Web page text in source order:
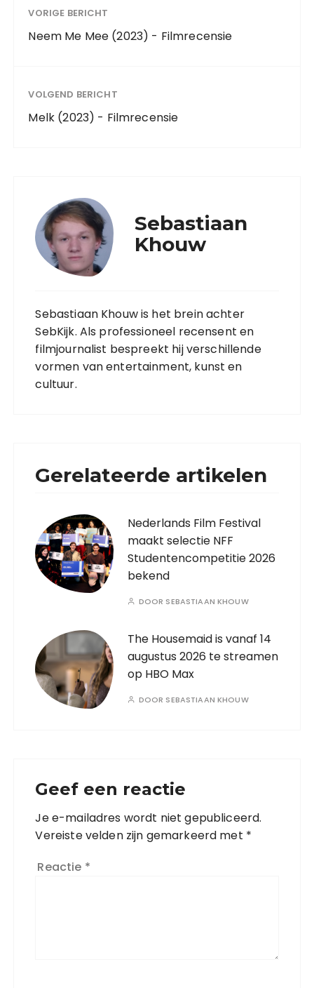
VORIGE BERICHT
Neem Me Mee (2023) - Filmrecensie
VOLGEND BERICHT
Melk (2023) - Filmrecensie
Sebastiaan
Khouw
Sebastiaan Khouw is het brein achter
SebKijk. Als professioneel recensent en
filmjournalist bespreekt hij verschillende
vormen van entertainment, kunst en
cultuur.
Gerelateerde artikelen
Nederlands Film Festival
maakt selectie NFF
Studentencompetitie 2026
bekend
DOOR SEBASTIAAN KHOUW
The Housemaid is vanaf 14
augustus 2026 te streamen
op HBO Max
DOOR SEBASTIAAN KHOUW
Geef een reactie
Je e-mailadres wordt niet gepubliceerd.
Vereiste velden zijn gemarkeerd met *
Reactie *